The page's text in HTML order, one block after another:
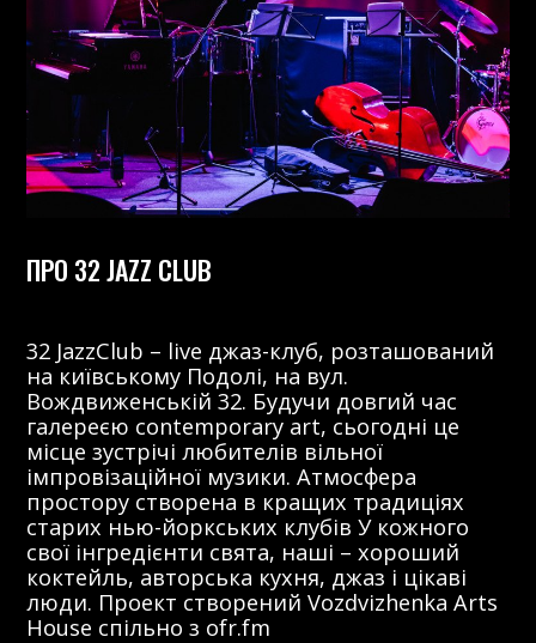
ПРО 32 JAZZ CLUB
32 JazzClub – live джаз-клуб, розташований
на київському Подолі, на вул.
Вождвиженській 32. Будучи довгий час
галереєю contemporary art, сьогодні це
місце зустрічі любителів вільної
імпровізаційної музики. Атмосфера
простору створена в кращих традиціях
старих нью-йоркських клубів У кожного
свої інгредієнти свята, наші – хороший
коктейль, авторська кухня, джаз і цікаві
люди. Проект створений Vozdvizhenka Arts
House спільно з ofr.fm